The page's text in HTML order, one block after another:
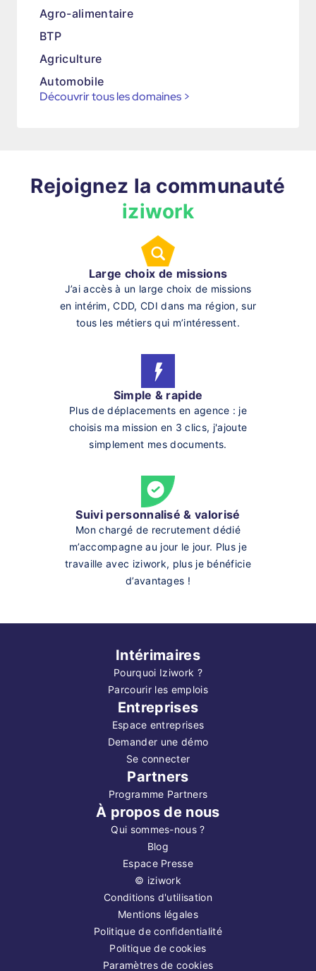
Agro-alimentaire
BTP
Agriculture
Automobile
Découvrir tous les domaines >
Rejoignez la communauté
iziwork
Large choix de missions
J’ai accès à un large choix de missions
en intérim, CDD, CDI dans ma région, sur
tous les métiers qui m’intéressent.
Simple & rapide
Plus de déplacements en agence : je
choisis ma mission en 3 clics, j'ajoute
simplement mes documents.
Suivi personnalisé & valorisé
Mon chargé de recrutement dédié
m’accompagne au jour le jour. Plus je
travaille avec iziwork, plus je bénéficie
d’avantages !
Intérimaires
Pourquoi Iziwork ?
Parcourir les emplois
Entreprises
Espace entreprises
Demander une démo
Se connecter
Partners
Programme Partners
À propos de nous
Qui sommes-nous ?
Blog
Espace Presse
© iziwork
Conditions d'utilisation
Mentions légales
Politique de confidentialité
Politique de cookies
Paramètres de cookies